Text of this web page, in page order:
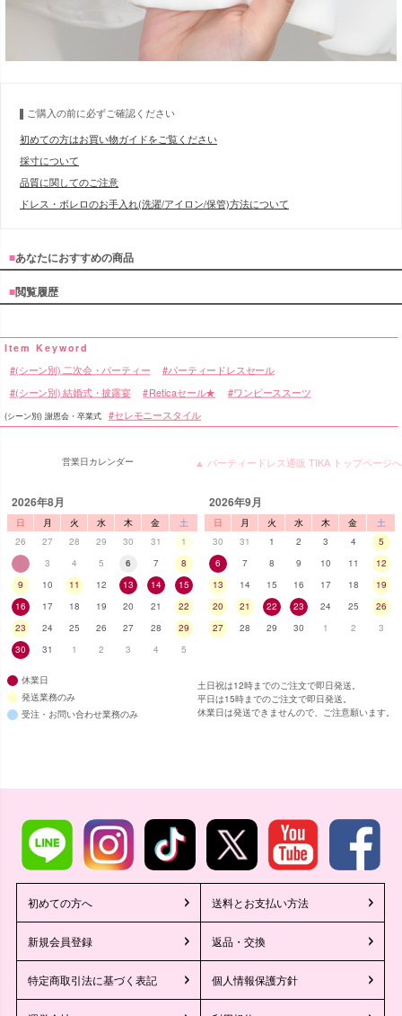
ご購入の前に必ずご確認ください
初めての方はお買い物ガイドをご覧ください
採寸について
品質に関してのご注意
ドレス・ボレロのお手入れ(洗濯/アイロン/保管)方法について
■あなたにおすすめの商品
■閲覧履歴
(シーン別) 二次会・パーティー パーティードレスセール
(シーン別) 結婚式・披露宴 Reticaセール★ ワンピーススーツ
(シーン別) 謝恩会・卒業式 セレモニースタイル
▲ パーティードレス通販 TIKA トップページへ
営業日カレンダー
2026年8月
日 月 火 水 木 金
土
26
27 28 29 30 31
1
2
3 4 5 6 7
8
9
10 11 12 13 14
15
16
17 18 19 20 21
22
23
24 25 26 27 28
29
30
31 1 2 3 4 5
2026年9月
日 月 火 水 木 金
土
30
31 1 2 3 4
5
6
7 8 9 10 11
12
13
14 15 16 17 18
19
20
21 22 23 24 25
26
27
28 29 30 1 2 3
休業日
発送業務のみ
受注・お問い合わせ業務のみ
土日祝は12時までのご注文で即日発送。
平日は15時までのご注文で即日発送。
休業日は発送できませんので、ご注意願います。
初めての方へ 送料とお支払い方法
新規会員登録 返品・交換
特定商取引法に基づく表記 個人情報保護方針